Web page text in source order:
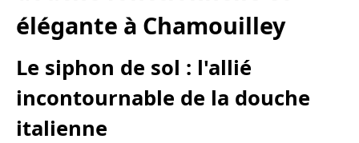
élégante à Chamouilley
Le siphon de sol : l'allié
incontournable de la douche
italienne